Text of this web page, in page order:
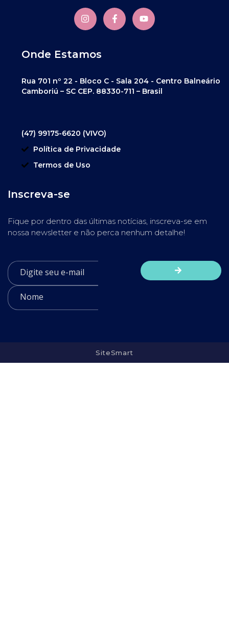
Onde Estamos
Rua 701 nº 22 - Bloco C - Sala 204 - Centro Balneário
Camboriú – SC CEP. 88330-711 – Brasil
(47) 99175-6620 (VIVO)
Política de Privacidade
Termos de Uso
Inscreva-se
Fique por dentro das últimas notícias, inscreva-se em
nossa newsletter e não perca nenhum detalhe!
SiteSmart